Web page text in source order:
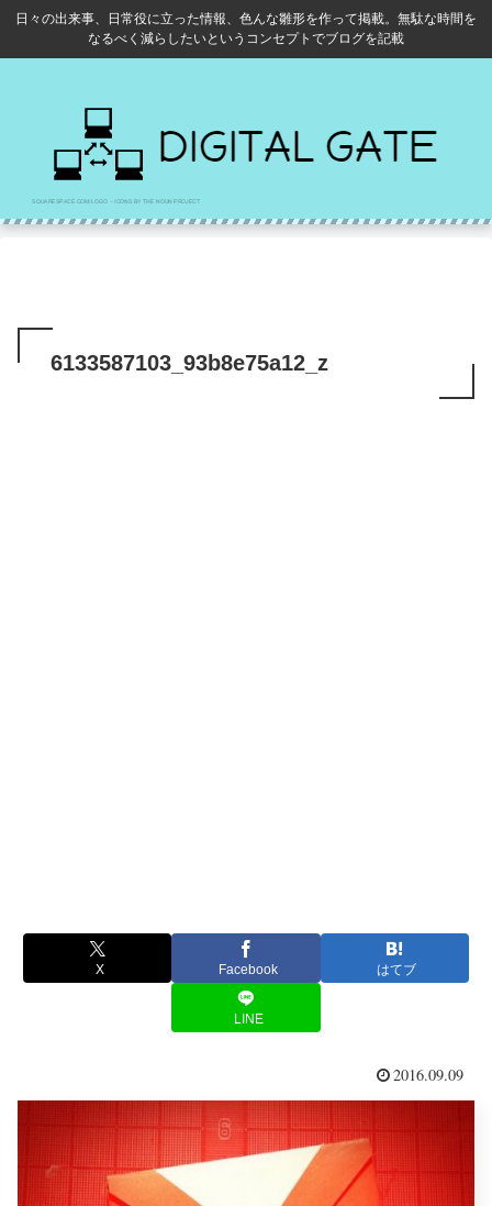
日々の出来事、日常役に立った情報、色んな雛形を作って掲載。無駄な時間を
なるべく減らしたいというコンセプトでブログを記載
6133587103_93b8e75a12_z
X Facebook はてブ
LINE
2016.09.09